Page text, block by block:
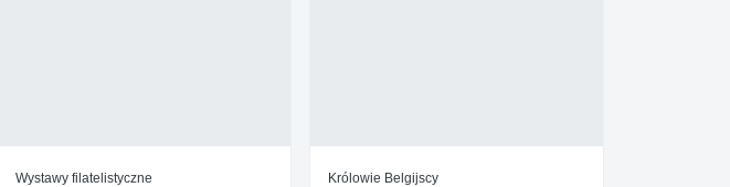
Wystawy filatelistyczne Królowie Belgijscy